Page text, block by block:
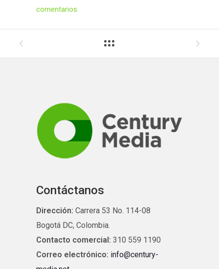
comentarios.
Contáctanos
Dirección: Carrera 53 No. 114-08
Bogotá DC, Colombia.
Contacto comercial: 310 559 1190
Correo electrónico: info@century-